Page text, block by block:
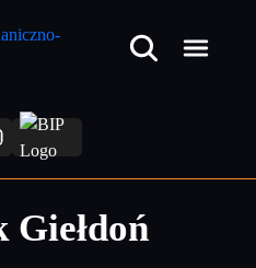
Giełdoń